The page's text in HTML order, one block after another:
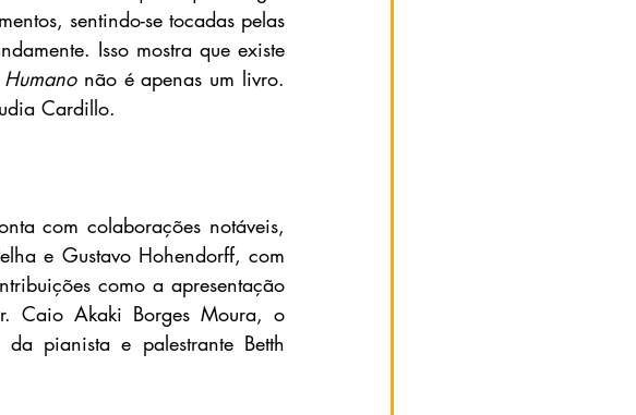
sentindo-se tocadas pelas
Isso mostra que existe
não é apenas um livro.
Cardillo.
com colaborações notáveis,
e Gustavo Hohendorff, com
como a apresentação
Caio Akaki Borges Moura, o
pianista e palestrante Betth